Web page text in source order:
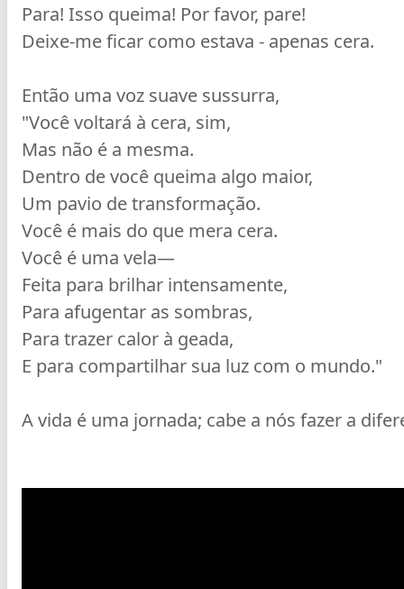
Para! Isso queima! Por favor, pare!
Deixe-me ficar como estava - apenas cera.
Então uma voz suave sussurra,
"Você voltará à cera, sim,
Mas não é a mesma.
Dentro de você queima algo maior,
Um pavio de transformação.
Você é mais do que mera cera.
Você é uma vela—
Feita para brilhar intensamente,
Para afugentar as sombras,
Para trazer calor à geada,
E para compartilhar sua luz com o mundo."
A vida é uma jornada; cabe a nós fazer a